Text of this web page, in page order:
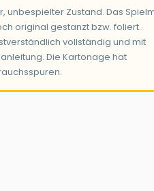
unbespielter Zustand. Das
original gestanzt bzw. foliert.
vollständig und mit
Die Kartonage hat